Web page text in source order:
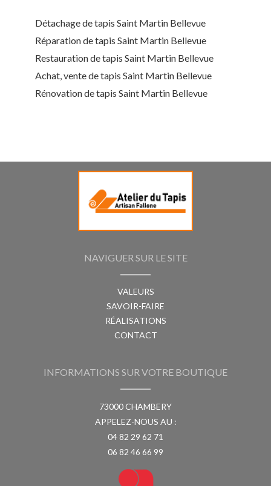
Détachage de tapis Saint Martin Bellevue
Réparation de tapis Saint Martin Bellevue
Restauration de tapis Saint Martin Bellevue
Achat, vente de tapis Saint Martin Bellevue
Rénovation de tapis Saint Martin Bellevue
NAVIGUER SUR LE SITE
VALEURS
SAVOIR-FAIRE
RÉALISATIONS
CONTACT
INFORMATIONS SUR VOTRE BOUTIQUE
73000 CHAMBERY
APPELEZ-NOUS AU :
04 82 29 62 71
06 82 46 66 99